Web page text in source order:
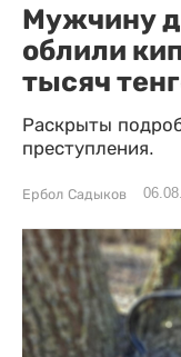
Мужчину
облили
тысяч
Раскрыты
преступления.
Ербол Садыков